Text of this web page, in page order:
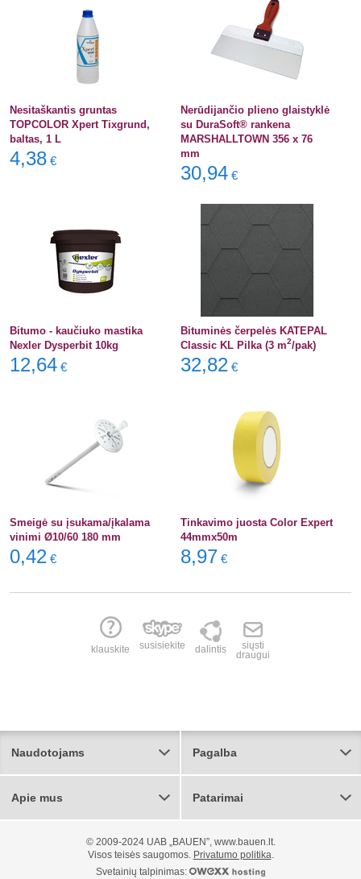
Nesitaškantis gruntas
TOPCOLOR Xpert Tixgrund,
baltas, 1 L
4,38 €
Nerūdijančio plieno glaistyklė
su DuraSoft® rankena
MARSHALLTOWN 356 x 76
mm
30,94 €
Bitumo - kaučiuko mastika
Nexler Dysperbit 10kg
12,64 €
Bituminės čerpelės KATEPAL
Classic KL Pilka (3 m2/pak)
32,82 €
Smeigė su įsukama/įkalama
vinimi Ø10/60 180 mm
0,42 €
Tinkavimo juosta Color Expert
44mmx50m
8,97 €
klauskite susisiekite dalintis
siųsti
draugui
Naudotojams Pagalba
Apie mus Patarimai
© 2009-2024 UAB „BAUEN”, www.bauen.lt.
Visos teisės saugomos. Privatumo politika.
Svetainių talpinimas: